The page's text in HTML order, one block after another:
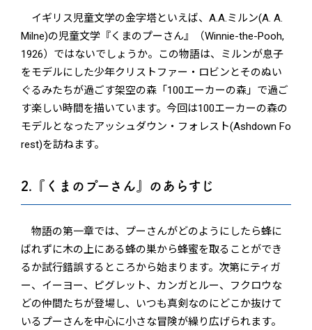
イギリス児童文学の金字塔といえば、A.A.ミルン(A. A.
Milne)の児童文学『くまのプーさん』（Winnie-the-Pooh,
1926）ではないでしょうか。この物語は、ミルンが息子
をモデルにした少年クリストファー・ロビンとそのぬい
ぐるみたちが過ごす架空の森「100エーカーの森」で過ご
す楽しい時間を描いています。今回は100エーカーの森の
モデルとなったアッシュダウン・フォレスト(Ashdown Fo
rest)を訪ねます。
2.『くまのプーさん』のあらすじ
物語の第一章では、プーさんがどのようにしたら蜂に
ばれずに木の上にある蜂の巣から蜂蜜を取ることができ
るか試行錯誤するところから始まります。次第にティガ
ー、イーヨー、ピグレット、カンガとルー、フクロウな
どの仲間たちが登場し、いつも真剣なのにどこか抜けて
いるプーさんを中心に小さな冒険が繰り広げられます。